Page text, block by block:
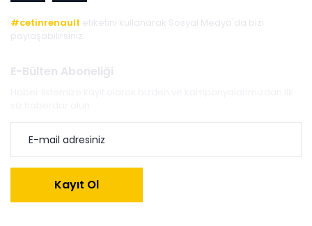
#cetinrenault etiketini kullanarak Sosyal Medya'da bizi
paylaşabilirsiniz.
E-Bülten Aboneliği
Kayıt Ol